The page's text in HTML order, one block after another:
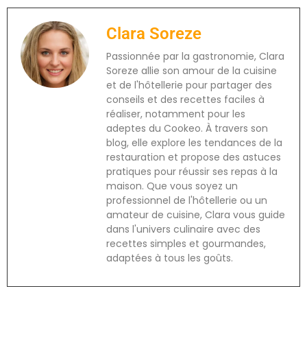
Clara Soreze
Passionnée par la gastronomie, Clara
Soreze allie son amour de la cuisine
et de l'hôtellerie pour partager des
conseils et des recettes faciles à
réaliser, notamment pour les
adeptes du Cookeo. À travers son
blog, elle explore les tendances de la
restauration et propose des astuces
pratiques pour réussir ses repas à la
maison. Que vous soyez un
professionnel de l'hôtellerie ou un
amateur de cuisine, Clara vous guide
dans l'univers culinaire avec des
recettes simples et gourmandes,
adaptées à tous les goûts.